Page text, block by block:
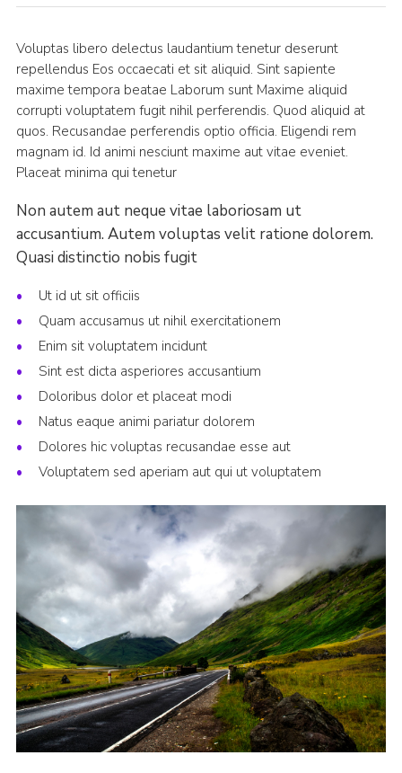
Voluptas libero delectus laudantium tenetur deserunt
repellendus Eos occaecati et sit aliquid. Sint sapiente
maxime tempora beatae Laborum sunt Maxime aliquid
corrupti voluptatem fugit nihil perferendis. Quod aliquid at
quos. Recusandae perferendis optio officia. Eligendi rem
magnam id. Id animi nesciunt maxime aut vitae eveniet.
Placeat minima qui tenetur
Non autem aut neque vitae laboriosam ut
accusantium. Autem voluptas velit ratione dolorem.
Quasi distinctio nobis fugit
Ut id ut sit officiis
Quam accusamus ut nihil exercitationem
Enim sit voluptatem incidunt
Sint est dicta asperiores accusantium
Doloribus dolor et placeat modi
Natus eaque animi pariatur dolorem
Dolores hic voluptas recusandae esse aut
Voluptatem sed aperiam aut qui ut voluptatem